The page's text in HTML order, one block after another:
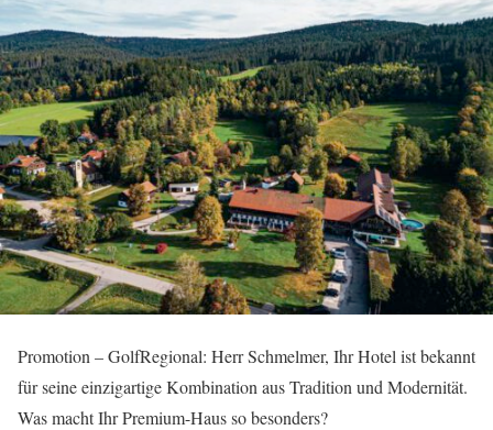
Promotion – GolfRegional: Herr Schmelmer, Ihr Hotel ist bekannt
für seine einzigartige Kombination aus Tradition und Modernität.
Was macht Ihr Premium-Haus so besonders?